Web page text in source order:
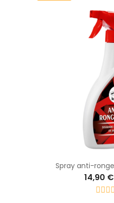
Spray anti-
14,90 €